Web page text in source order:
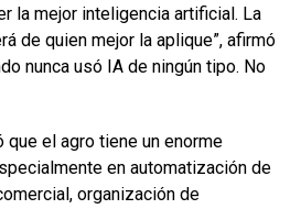
la mejor inteligencia artificial. La
de quien mejor la aplique”, afirmó
nunca usó IA de ningún tipo. No
que el agro tiene un enorme
en automatización de
organización de